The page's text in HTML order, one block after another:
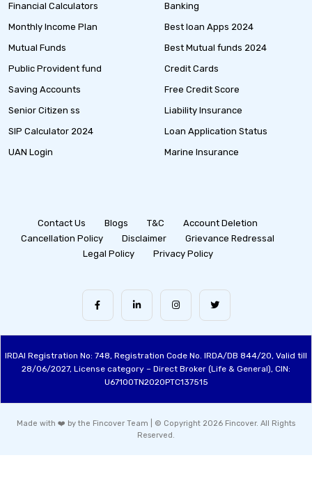
Financial Calculators
Monthly Income Plan
Mutual Funds
Public Provident fund
Saving Accounts
Senior Citizen ss
SIP Calculator 2024
UAN Login
Banking
Best loan Apps 2024
Best Mutual funds 2024
Credit Cards
Free Credit Score
Liability Insurance
Loan Application Status
Marine Insurance
Contact Us Blogs T&C
Account Deletion
Cancellation Policy
Disclaimer
Grievance Redressal
Legal Policy
Privacy Policy
IRDAI Registration No: 748, Registration Code No. IRDA/DB 844/20, Valid till
28/06/2027, License category – Direct Broker (Life & General), CIN:
U67100TN2020PTC137515
Made with ❤️ by the Fincover Team | © Copyright 2026 Fincover. All Rights
Reserved.